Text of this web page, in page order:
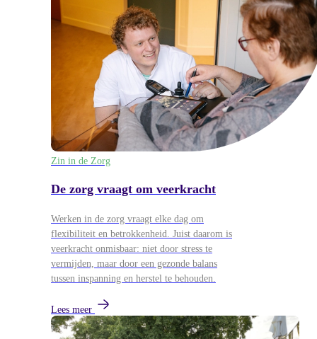
Zin in de Zorg
De zorg vraagt om veerkracht
Werken in de zorg vraagt elke dag om
flexibiliteit en betrokkenheid. Juist daarom is
veerkracht onmisbaar: niet door stress te
vermijden, maar door een gezonde balans
tussen inspanning en herstel te behouden.
Lees meer